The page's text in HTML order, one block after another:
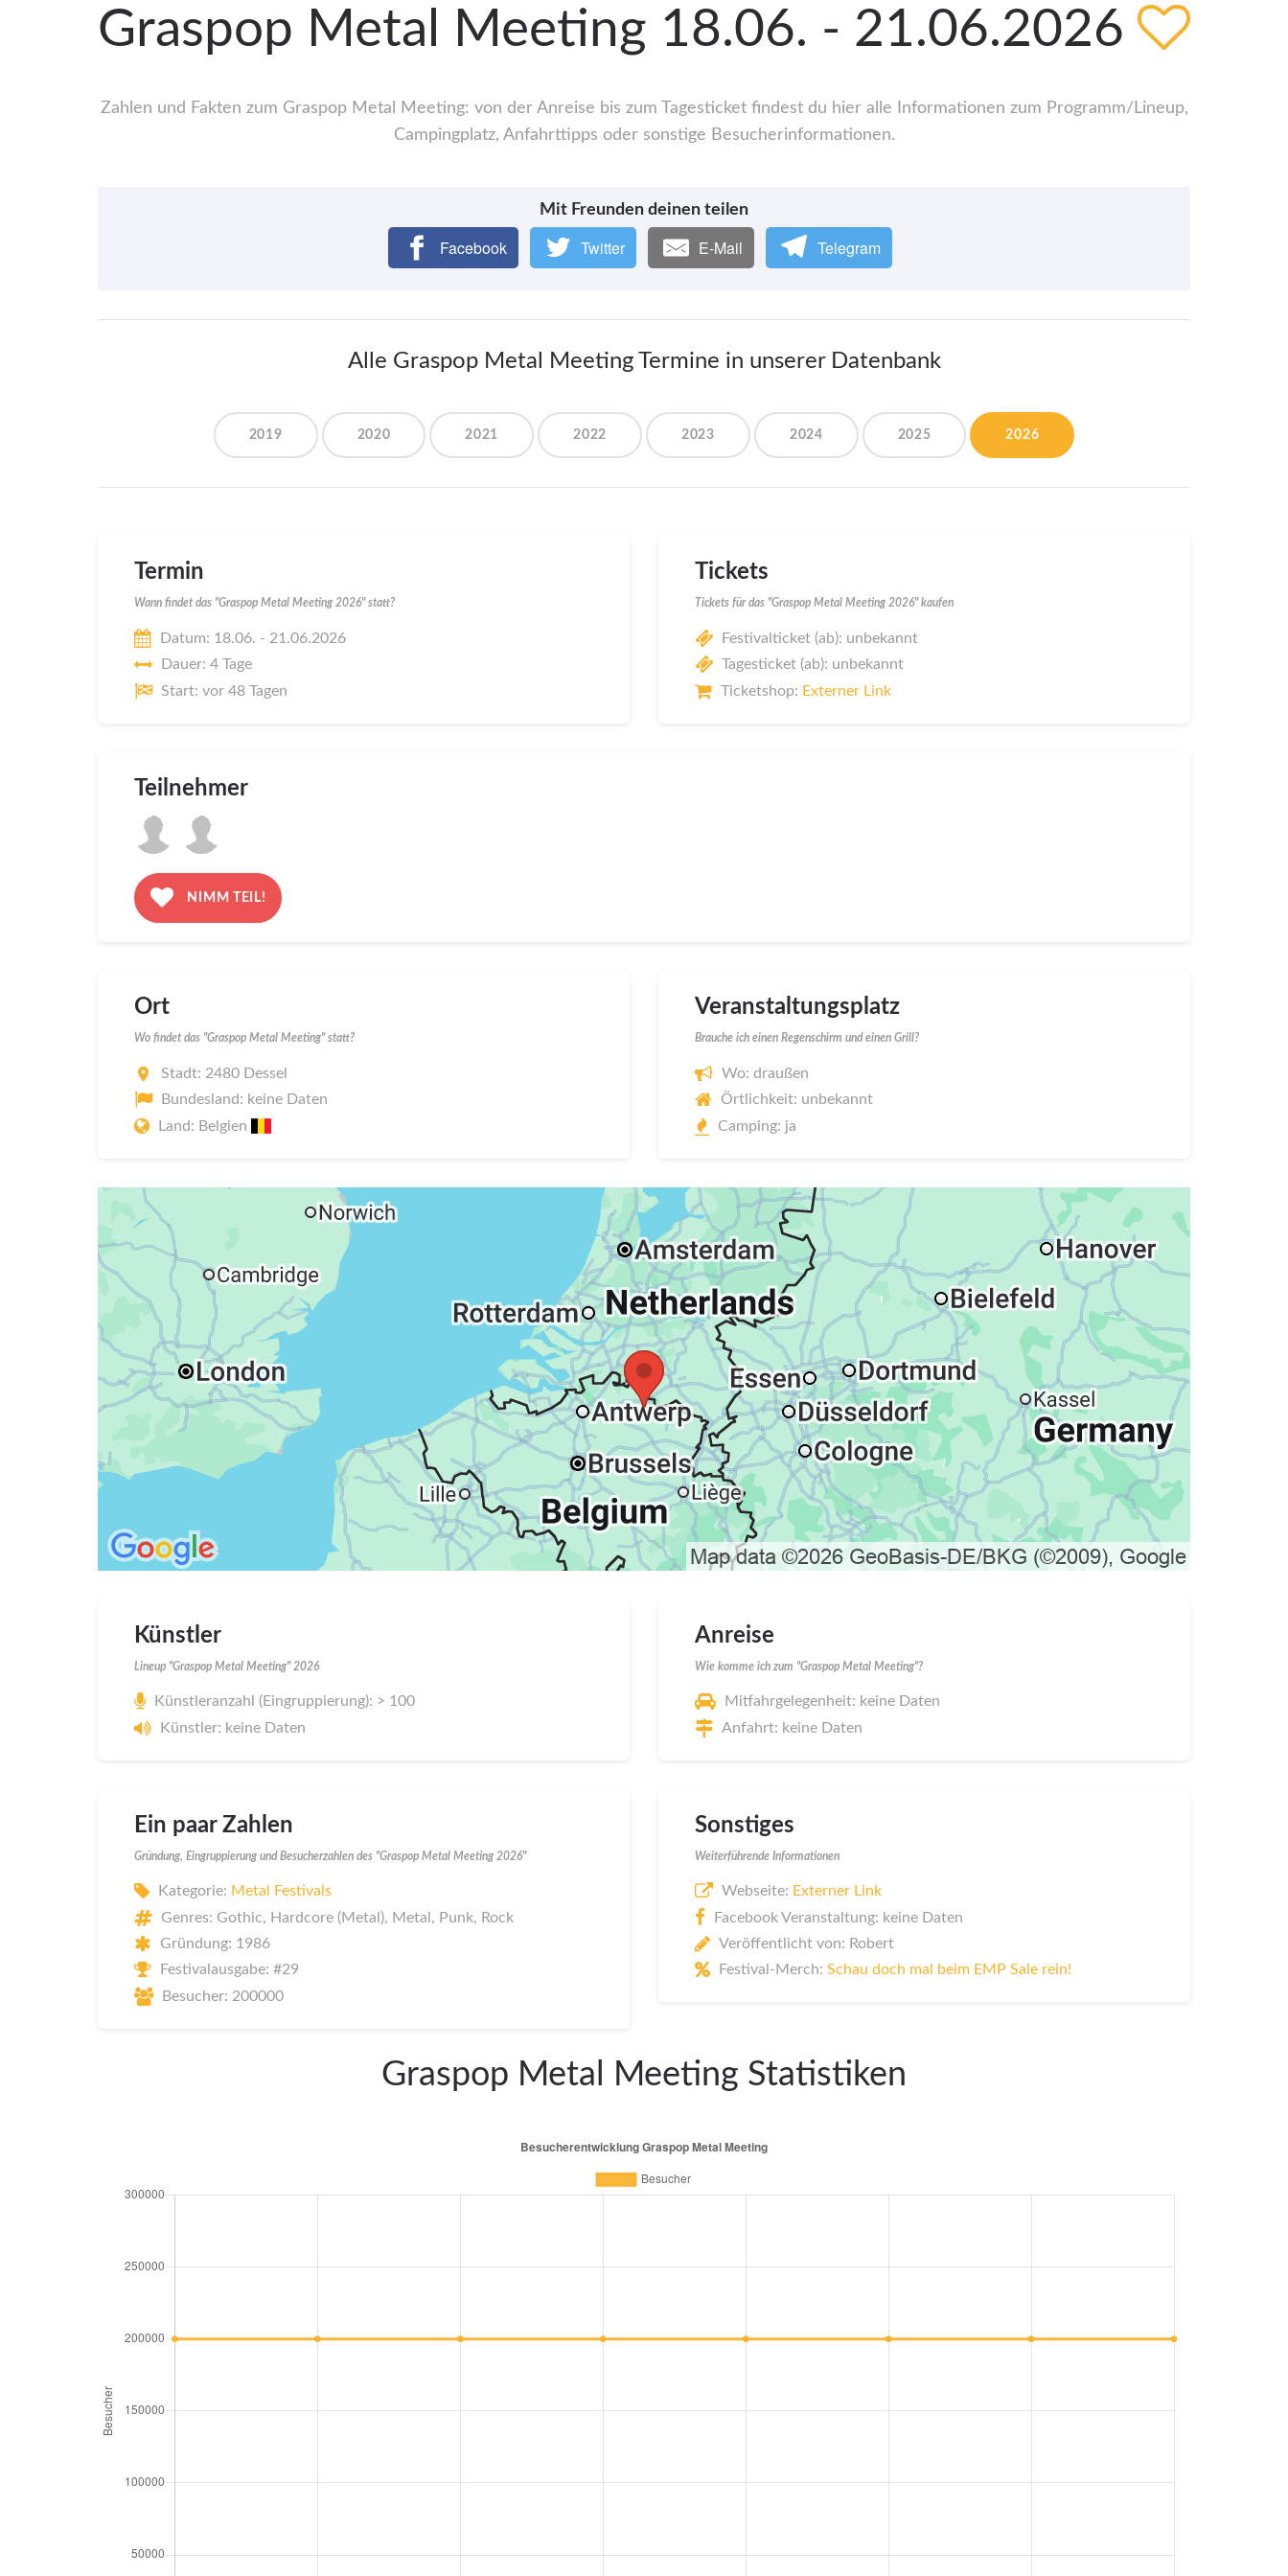
Graspop Metal Meeting 18.06. - 21.06.2026
Zahlen und Fakten zum Graspop Metal Meeting: von der Anreise bis zum Tagesticket findest du hier alle Informationen zum Programm/Lineup,
Campingplatz, Anfahrttipps oder sonstige Besucherinformationen.
Mit Freunden deinen teilen
Facebook Twitter E-Mail Telegram
Alle Graspop Metal Meeting Termine in unserer Datenbank
2019 2020 2021 2022 2023 2024 2025 2026
Termin
Wann findet das "Graspop Metal Meeting 2026" statt?
Datum: 18.06. - 21.06.2026
Dauer: 4 Tage
Start: vor 48 Tagen
Tickets
Tickets für das "Graspop Metal Meeting 2026" kaufen
Festivalticket (ab): unbekannt
Tagesticket (ab): unbekannt
Ticketshop: Externer Link
Teilnehmer
NIMM TEIL!
Ort
Wo findet das "Graspop Metal Meeting" statt?
Stadt: 2480 Dessel
Bundesland: keine Daten
Land: Belgien
Veranstaltungsplatz
Brauche ich einen Regenschirm und einen Grill?
Wo: draußen
Örtlichkeit: unbekannt
Camping: ja
Künstler
Lineup "Graspop Metal Meeting" 2026
Künstleranzahl (Eingruppierung): > 100
Künstler: keine Daten
Anreise
Wie komme ich zum "Graspop Metal Meeting"?
Mitfahrgelegenheit: keine Daten
Anfahrt: keine Daten
Ein paar Zahlen
Gründung, Eingruppierung und Besucherzahlen des "Graspop Metal Meeting 2026"
Kategorie: Metal Festivals
Genres: Gothic, Hardcore (Metal), Metal, Punk, Rock
Gründung: 1986
Festivalausgabe: #29
Besucher: 200000
Sonstiges
Weiterführende Informationen
Webseite: Externer Link
Facebook Veranstaltung: keine Daten
Veröffentlicht von: Robert
Festival-Merch: Schau doch mal beim EMP Sale rein!
Graspop Metal Meeting Statistiken